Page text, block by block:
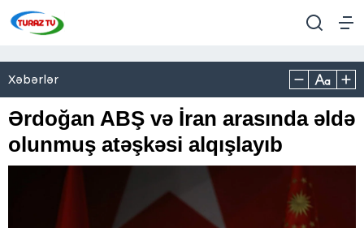
Xəbərlər
Ərdoğan ABŞ və İran arasında əldə
olunmuş atəşkəsi alqışlayıb